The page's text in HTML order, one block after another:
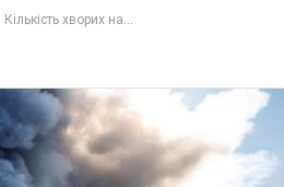
Кількість хворих на...